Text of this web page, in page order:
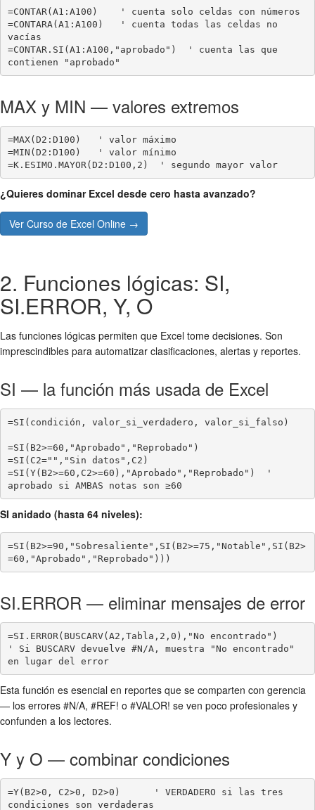
=CONTAR(A1:A100)    ' cuenta solo celdas con números
=CONTARA(A1:A100)   ' cuenta todas las celdas no
vacías
=CONTAR.SI(A1:A100,"aprobado")  ' cuenta las que
contienen "aprobado"
MAX y MIN — valores extremos
=MAX(D2:D100)   ' valor máximo
=MIN(D2:D100)   ' valor mínimo
=K.ESIMO.MAYOR(D2:D100,2)  ' segundo mayor valor
¿Quieres dominar Excel desde cero hasta avanzado?
Ver Curso de Excel Online →
2. Funciones lógicas: SI,
SI.ERROR, Y, O
Las funciones lógicas permiten que Excel tome decisiones. Son
imprescindibles para automatizar clasificaciones, alertas y reportes.
SI — la función más usada de Excel
=SI(condición, valor_si_verdadero, valor_si_falso)
=SI(B2>=60,"Aprobado","Reprobado")
=SI(C2="","Sin datos",C2)
=SI(Y(B2>=60,C2>=60),"Aprobado","Reprobado")  '
aprobado si AMBAS notas son ≥60
SI anidado (hasta 64 niveles):
=SI(B2>=90,"Sobresaliente",SI(B2>=75,"Notable",SI(B2>
=60,"Aprobado","Reprobado")))
SI.ERROR — eliminar mensajes de error
=SI.ERROR(BUSCARV(A2,Tabla,2,0),"No encontrado")
' Si BUSCARV devuelve #N/A, muestra "No encontrado"
en lugar del error
Esta función es esencial en reportes que se comparten con gerencia
— los errores #N/A, #REF! o #VALOR! se ven poco profesionales y
confunden a los lectores.
Y y O — combinar condiciones
=Y(B2>0, C2>0, D2>0)      ' VERDADERO si las tres
condiciones son verdaderas